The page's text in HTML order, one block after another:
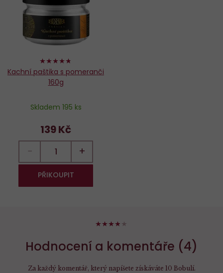
94%
Kachní paštika s pomeranči
160g
Skladem 195 ks
139 Kč
− +
PŘIKOUPIT
Hodnocení a komentáře (4)
76%
Za každý komentář, který napíšete získáváte 10 Bobulí.